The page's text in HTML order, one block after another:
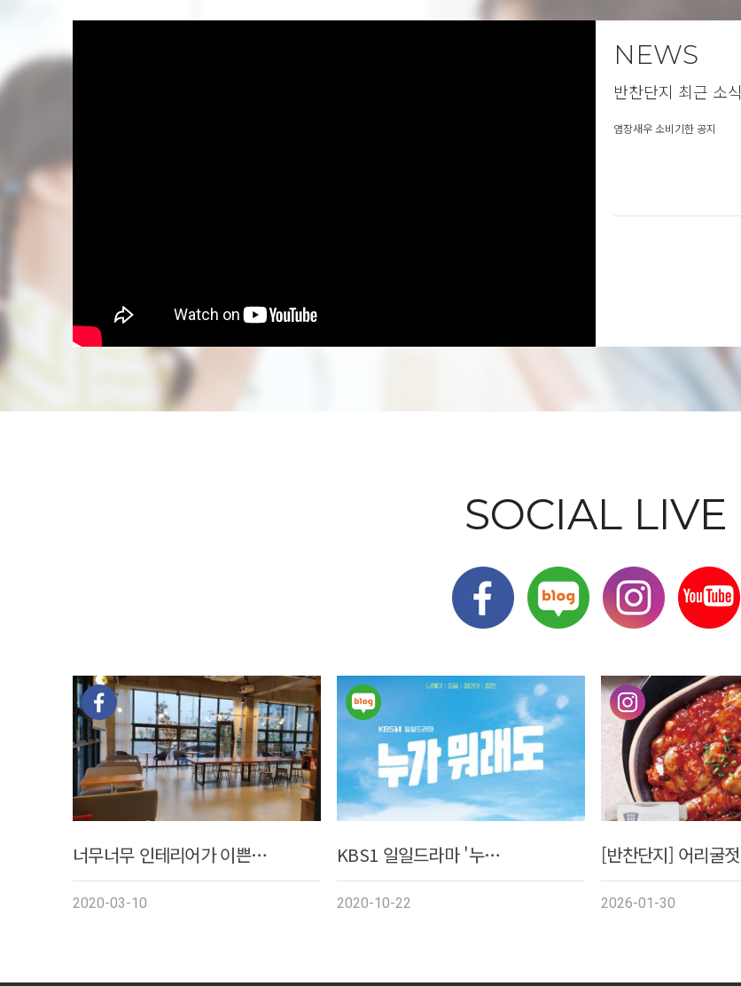
NEWS
반찬단지 최근 소식
염장새우 소비기한 공지
SOCIAL LIVE
너무너무 인테리어가 이쁜…
2020-03-10
KBS1 일일드라마 '누…
2020-10-22
[반찬단지] 어리굴젓
2026-01-30